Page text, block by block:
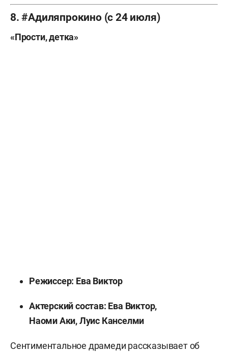
8. #Адиляпрокино (с 24 июля)
«Прости, детка»
Режиссер: Ева Виктор
Актерский состав: Ева Виктор,
Наоми Аки, Луис Канселми
Сентиментальное драмеди рассказывает об